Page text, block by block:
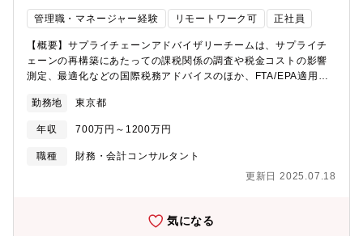
フレックスタイムが利用できるため、柔軟に勤務が可能です。出
社勤務とリモートワーク（週1～2回程度）の併用にて勤務いただ
化を目的とした増員募集となります。【組織構成】航空・宇宙・
防衛事業領域 資材部 企画業務グループ 資材部：148名（男性6:
女性4） 企画業務グループ：13名（30～40代：9名、50～60
代：4名）資材部全体ではキャリア入社者が1割以上を占めます。
賃料限度額 ：同居のお子様あり 120,000円同居のお子様なし
40,000円/月程度※物件の条件，入居期間により変動 ※共益費，
会社指定業者を通して本人が選定・物件種類 ：戸建物件は認めな
管理職・マネージャー経験 リモートワーク可 正社員
【概要】サプライチェーンアドバイザリーチームは、サプライチ
ェーンの再構築にあたっての課税関係の調査や税金コストの影響
測定、最適化などの国際税務アドバイスのほか、FTA/EPA適用の
ヘルスチェック、移転価格調整に伴う関税の是正サポートなど、
サプライチェーンに関連する税務を中心とした支援業務を幅広く
提供しています。KPMGのグローバルネットワークを通じ世界各
国の関税・間接税部門のみならず、移転価格税制、その他国際税
じめとした税金コストを中心に、物流コストや管理コスト等諸種
す。【期待する役割】サプライチェーンアドバイザリーチームに
て以下の業務を担っていただく予定です。・サプライチェーンの
勤務地 東京都
年収 700万円～1200万円
職種
財務・会計コンサルタント
更新日 2025.07.18
気になる